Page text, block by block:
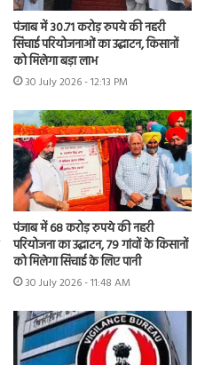
पंजाब में 30.71 करोड़ रुपये की नहरी
सिंचाई परियोजनाओं का उद्घाटन, किसानों
को मिलेगा बड़ा लाभ
30 July 2026 - 12:13 PM
पंजाब में 68 करोड़ रुपये की नहरी
परियोजना का उद्घाटन, 79 गांवों के किसानों
को मिलेगा सिंचाई के लिए पानी
30 July 2026 - 11:48 AM